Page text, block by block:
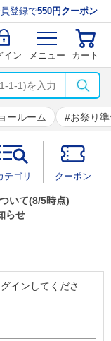
登録で550円クーポン
イン メニュー カート
ールーム お祭り
テゴリ クーポン
いて(8/5時点)
らせ
インしてくださ